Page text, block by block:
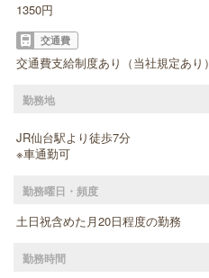
1350円
交通費
交通費支給制度あり（当社規定あり）
勤務地
JR仙台駅より徒歩7分
※車通勤可
勤務曜日・頻度
土日祝含めた月20日程度の勤務
勤務時間